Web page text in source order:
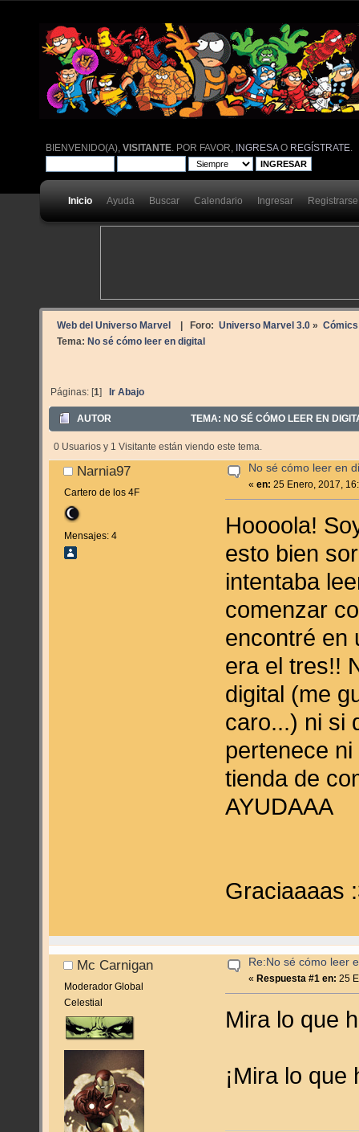
BIENVENIDO(A),VISITANTE . POR FAVOR, INGRESAO REGÍSTRATE
Inicio Ayuda Buscar Calendario Ingresar Registrarse
Web del Universo Marvel | Foro: Universo Marvel 3.0» Cómics
Tema: No sé cómo leer en digital
Páginas: [1]Ir Abajo
AUTOR TEMA: NO SÉ CÓMO LEER EN
0 Usuarios y 1 Visitante están viendo este tema.
Narnia97
Cartero de los 4F
Mensajes: 4
No sé cómo leer en
«en: 25 Enero, 2017,
Hoooola!
esto bien
intentaba
comenzar
encontré en
era el tres!!
digital (me
caro...) ni si
pertenece
tienda de
AYUDAAA
Graciaaaas
Mc Carnigan
Moderador Global
Celestial
Re:No sé cómo leer
« Respuesta #1 en: 25
Mira lo que
¡Mira lo que